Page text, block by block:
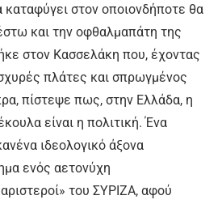
στον οποιονδήποτε θα
και την οφθαλμαπάτη της
στον Κασσελάκη που, έχοντας
πλάτες και σπρωγμένος
πίστεψε πως, στην Ελλάδα, η
είναι η πολιτική. Ένα
ιδεολογικό άξονα
ενός αετονύχη
του ΣΥΡΙΖΑ, αφού